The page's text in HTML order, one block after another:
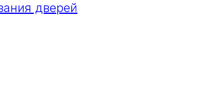
дверей